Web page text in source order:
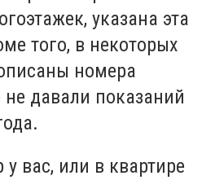
указана эта
того, в некоторых
номера
не давали показаний
вас, или в квартире